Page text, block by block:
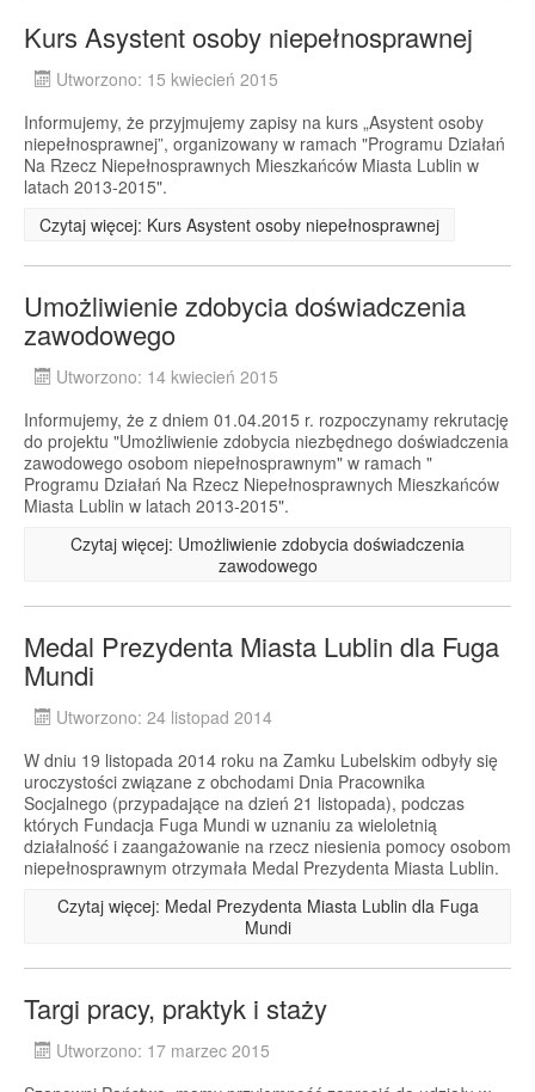
Kurs Asystent osoby niepełnosprawnej
Utworzono: 15 kwiecień 2015
Informujemy, że przyjmujemy zapisy na kurs „Asystent osoby
niepełnosprawnej”, organizowany w ramach "Programu Działań
Na Rzecz Niepełnosprawnych Mieszkańców Miasta Lublin w
latach 2013-2015".
Czytaj więcej: Kurs Asystent osoby niepełnosprawnej
Umożliwienie zdobycia doświadczenia
zawodowego
Utworzono: 14 kwiecień 2015
Informujemy, że z dniem 01.04.2015 r. rozpoczynamy rekrutację
do projektu "Umożliwienie zdobycia niezbędnego doświadczenia
zawodowego osobom niepełnosprawnym" w ramach "
Programu Działań Na Rzecz Niepełnosprawnych Mieszkańców
Miasta Lublin w latach 2013-2015".
Czytaj więcej: Umożliwienie zdobycia doświadczenia
zawodowego
Medal Prezydenta Miasta Lublin dla Fuga
Mundi
Utworzono: 24 listopad 2014
W dniu 19 listopada 2014 roku na Zamku Lubelskim odbyły się
uroczystości związane z obchodami Dnia Pracownika
Socjalnego (przypadające na dzień 21 listopada), podczas
których Fundacja Fuga Mundi w uznaniu za wieloletnią
działalność i zaangażowanie na rzecz niesienia pomocy osobom
niepełnosprawnym otrzymała Medal Prezydenta Miasta Lublin.
Czytaj więcej: Medal Prezydenta Miasta Lublin dla Fuga
Mundi
Targi pracy, praktyk i staży
Utworzono: 17 marzec 2015